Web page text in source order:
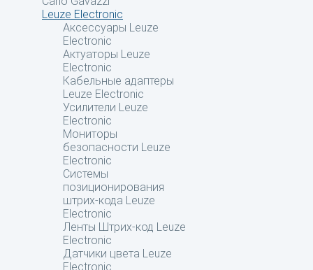
Leuze Electronic
Аксессуары Leuze
Electronic
Актуаторы Leuze
Electronic
Кабельные адаптеры
Leuze Electronic
Усилители Leuze
Electronic
Мониторы
безопасности Leuze
Electronic
Системы
позиционирования
штрих-кода Leuze
Electronic
Ленты Штрих-код Leuze
Electronic
Датчики цвета Leuze
Electronic